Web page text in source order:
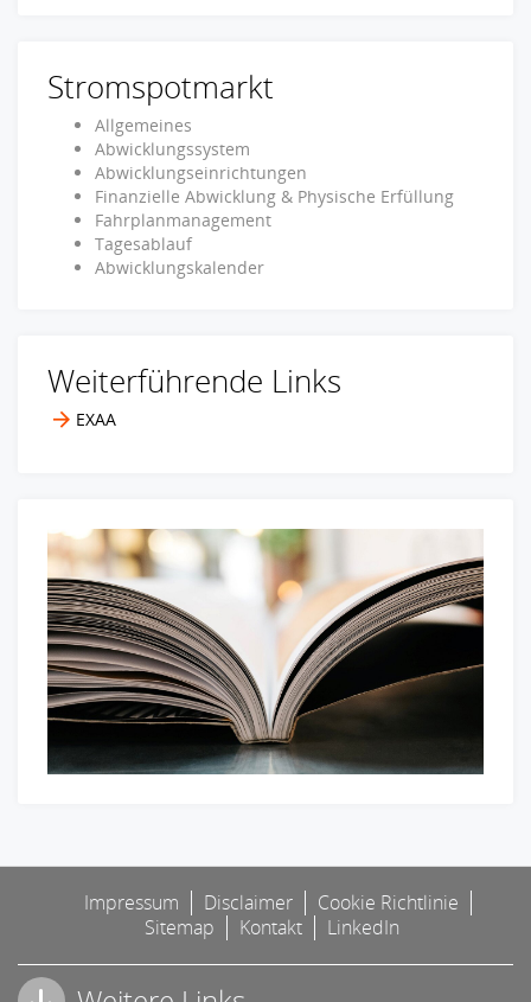
Stromspotmarkt
Allgemeines
Abwicklungssystem
Abwicklungseinrichtungen
Finanzielle Abwicklung & Physische Erfüllung
Fahrplanmanagement
Tagesablauf
Abwicklungskalender
Weiterführende Links
EXAA
Impressum Disclaimer
Cookie Richtlinie
Sitemap
Kontakt LinkedIn